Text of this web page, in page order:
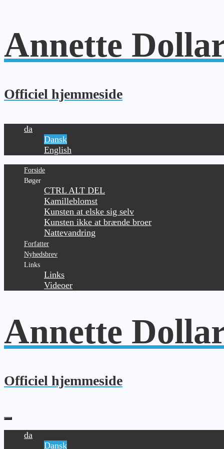
Annette
Officiel hjemmeside
da
Dansk
English
Forside
Bøger
CTRL ALT DEL
Kamilleblomst
Kunsten at elske sig selv
Kunsten ikke at brænde broer
Nattevandring
Forfatter
Nyhedsbrev
Links
Links
Videoer
Annette
Officiel hjemmeside
da
Dansk